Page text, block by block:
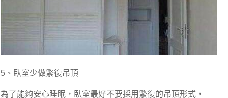
5、臥室少做繁復吊頂
為了能夠安心睡眠，臥室最好不要採用繁復的吊頂形式，